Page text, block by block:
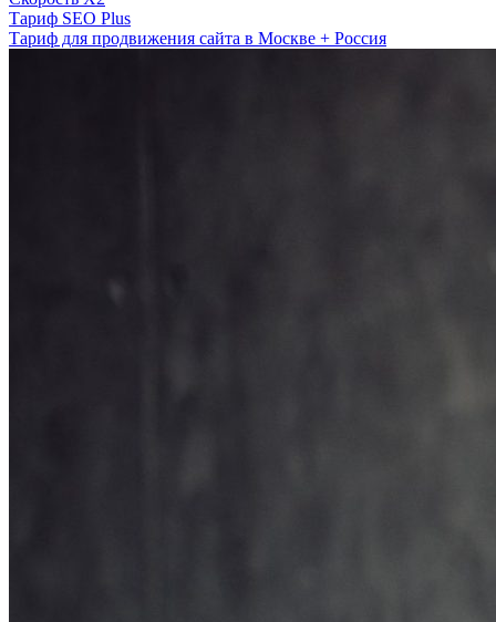
Тариф SEO Plus
Тариф для продвижения сайта в Москве + Россия